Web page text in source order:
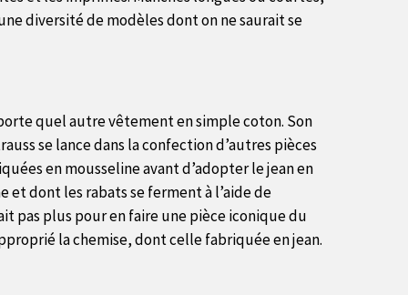
diversité de modèles dont on ne saurait se
quel autre vêtement en simple coton. Son
se lance dans la confection d’autres pièces
en mousseline avant d’adopter le jean en
et dont les rabats se ferment à l’aide de
pas plus pour en faire une pièce iconique du
la chemise, dont celle fabriquée en jean.